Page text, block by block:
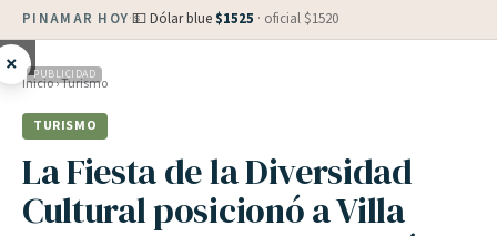
PINAMAR HOY·💵 Dólar blue $1525 · oficial $1520
× PUBLICIDAD
Inicio›Turismo
TURISMO
La Fiesta de la Diversidad
Cultural posicionó a Villa